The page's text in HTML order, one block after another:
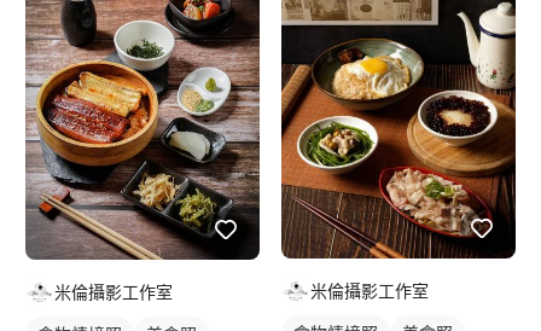
米倫攝影工作室 米倫攝影工作室